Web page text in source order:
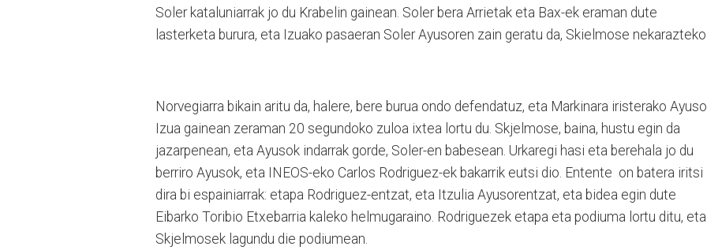
Soler kataluniarrak jo du Krabelin gainean. Soler bera Arrietak eta Bax-ek eraman dute
lasterketa burura, eta Izuako pasaeran Soler Ayusoren zain geratu da, Skielmose
Norvegiarra bikain aritu da, halere, bere burua ondo defendatuz, eta Markinara iristerako
Izua gainean zeraman 20 segundoko zuloa ixtea lortu du. Skjelmose, baina, hustu egin da
jazarpenean, eta Ayusok indarrak gorde, Soler-en babesean. Urkaregi hasi eta berehala jo du
berriro Ayusok, eta INEOS-eko Carlos Rodriguez-ek bakarrik eutsi dio. Entente on batera iritsi
dira bi espainiarrak: etapa Rodriguez-entzat, eta Itzulia Ayusorentzat, eta bidea egin dute
Eibarko Toribio Etxebarria kaleko helmugaraino. Rodriguezek etapa eta podiuma lortu ditu, eta
Skjelmosek lagundu die podiumean.